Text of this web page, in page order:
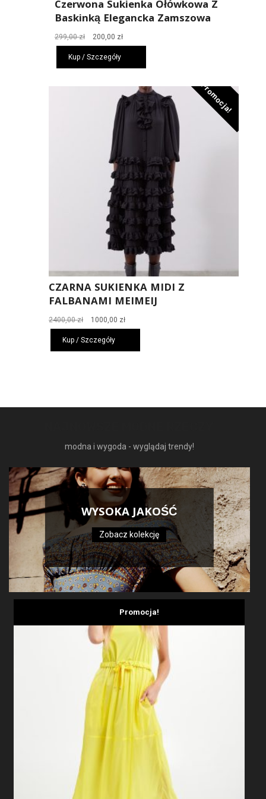
Czerwona Sukienka Ołówkowa Z
Baskinką Elegancka Zamszowa
299,00zł
Pierwotna
cena
wynosiła:
299,00 zł.
200,00 złAktualna
cena
200,00 zł.
Kup / Szczegóły
Promocja!
CZARNA SUKIENKA MIDI Z
FALBANAMI MEIMEIJ
2400,00zł
Pierwotna
cena
wynosiła:
2400,00 zł.
1000,00 złAktualna
cena
1000,00 zł.
Kup / Szczegóły
modna i wygoda - wyglądaj trendy!
WYSOKA JAKOŚĆ
Zobacz kolekcję
Promocja!